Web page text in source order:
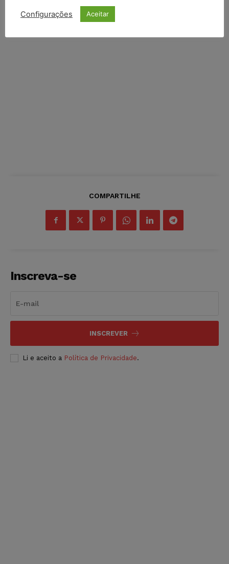
COMPARTILHE
Inscreva-se
INSCREVER
Li e aceito a Política de Privacidade.
Configurações Aceitar